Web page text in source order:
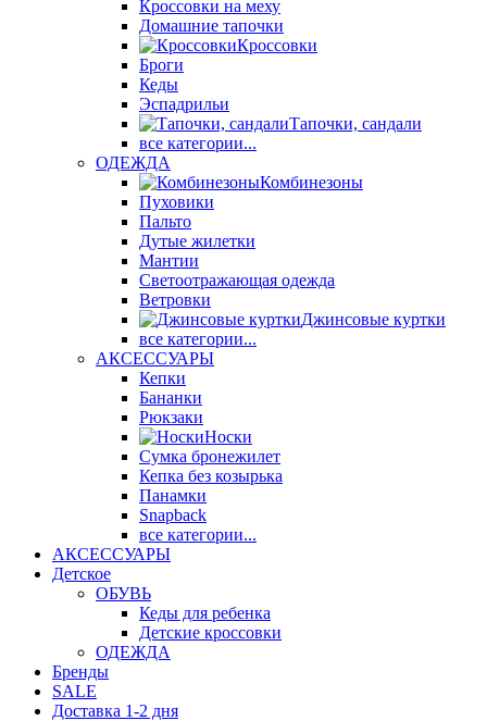
Кроссовки на меху
Домашние тапочки
Кроссовки
Броги
Кеды
Эспадрильи
Тапочки, сандали
все категории...
ОДЕЖДА
Комбинезоны
Пуховики
Пальто
Дутые жилетки
Мантии
Светоотражающая одежда
Ветровки
Джинсовые куртки
все категории...
АКСЕССУАРЫ
Кепки
Бананки
Рюкзаки
Носки
Сумка бронежилет
Кепка без козырька
Панамки
Snapback
все категории...
АКСЕССУАРЫ
Детское
ОБУВЬ
Кеды для ребенка
Детские кроссовки
ОДЕЖДА
Бренды
SALE
Доставка 1-2 дня